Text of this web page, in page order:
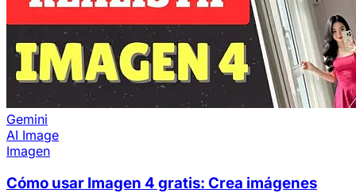
Gemini
AI Image
Imagen
Cómo usar Imagen 4 gratis: Crea imágenes